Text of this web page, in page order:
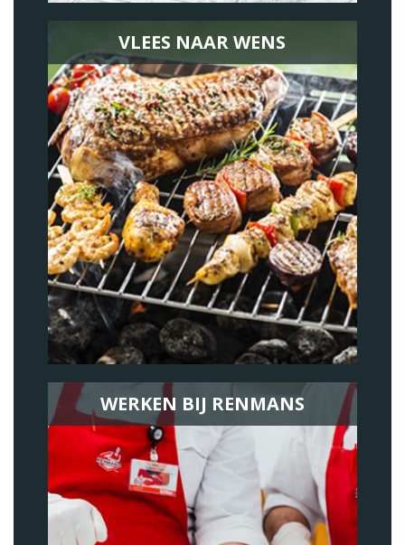
VLEES NAAR WENS
WERKEN BIJ RENMANS